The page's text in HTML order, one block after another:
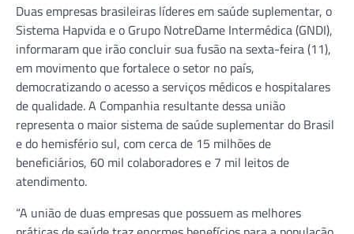
Duas empresas brasileiras líderes em saúde suplementar, o
Sistema Hapvida e o Grupo NotreDame Intermédica (GNDI),
informaram que irão concluir sua fusão na sexta-feira (11),
em movimento que fortalece o setor no país,
democratizando o acesso a serviços médicos e hospitalares
de qualidade. A Companhia resultante dessa união
representa o maior sistema de saúde suplementar do Brasil
e do hemisfério sul, com cerca de 15 milhões de
beneficiários, 60 mil colaboradores e 7 mil leitos de
atendimento.
“A união de duas empresas que possuem as melhores